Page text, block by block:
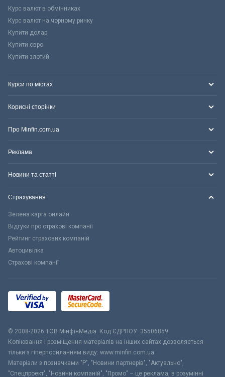
Курс валют в обмінниках
Курс валют на чорному ринку
Купити долар
Купити євро
Купити злотий
Курси по містах
Корисні сторінки
Про Minfin.com.ua
Реклама
Новини та статті
Страхування
Зелена карта онлайн
Відгуки про страхові компанії
Рейтинг страхових компаній
Автоцивілка
Страхові компанії
© 2008-2026 ТОВ МiнфiнМедiа. Код ЄДРПОУ: 35506859
Копіювання і розміщення матеріалів на інших сайтах дозволяється
тільки з гіперпосиланням виду: www.minfin.com.ua
Матеріали з позначками "Р", "Новини партнерів", "Актуально",
"Спецпроект", "Новини компаній", "Промо" – це реклама, в розумінні